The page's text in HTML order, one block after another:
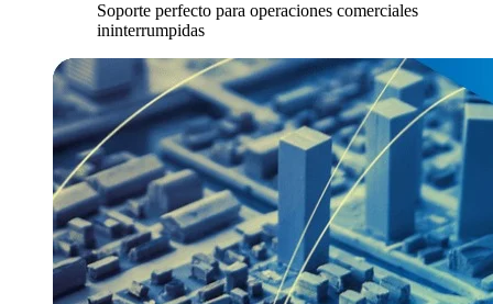
Soporte perfecto para operaciones comerciales
ininterrumpidas